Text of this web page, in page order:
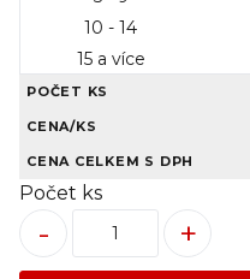
10 - 14
15 a více
POČET KS
CENA/KS
CENA CELKEM S DPH
Počet ks
+
-